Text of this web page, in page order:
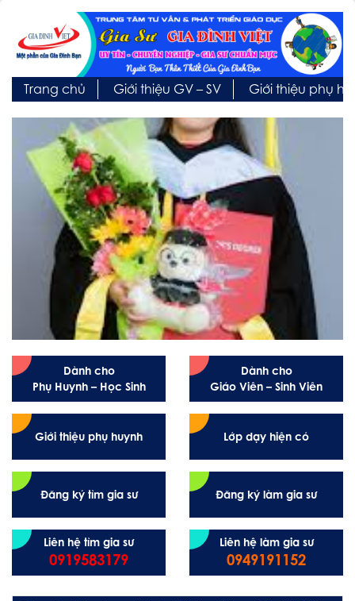
Trang chủ Giới thiệu GV – SV Giới thiệu phụ
Dành cho
Phụ Huynh – Học Sinh
Giới thiệu phụ huynh
Đăng ký tìm gia sư
Liên hệ tìm gia sư
0919583179
Dành cho
Giáo Viên – Sinh Viên
Lớp dạy hiện có
Đăng ký làm gia sư
Liên hệ làm gia sư
0949191152